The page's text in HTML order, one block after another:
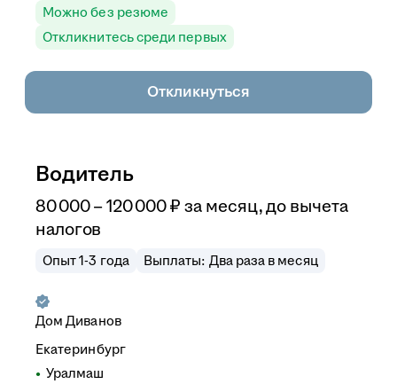
Можно без резюме
Откликнитесь среди первых
Откликнуться
Водитель
80 000–120 000₽ за месяц,до вычета
налогов
Опыт 1-3 года Выплаты: Два раза в месяц
Дом Диванов
Екатеринбург
Уралмаш